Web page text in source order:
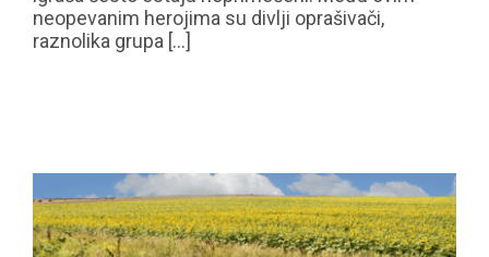
neopevanim herojima su divlji oprašivači,
raznolika grupa [...]